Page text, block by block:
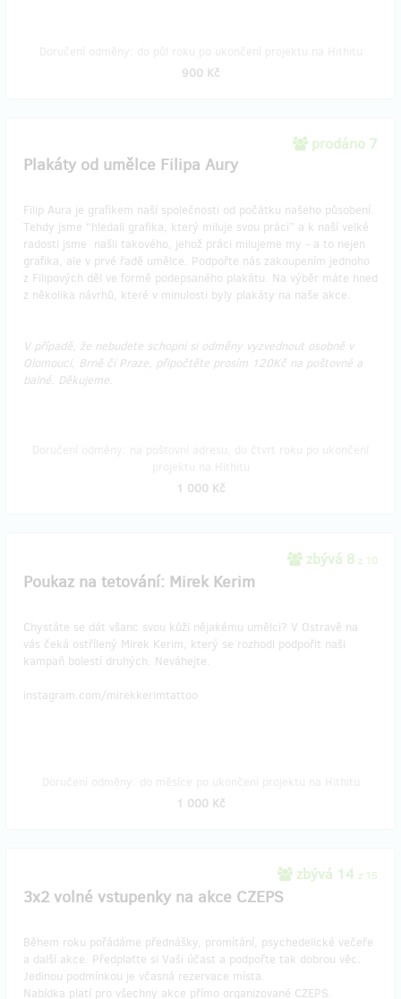
900 Kč
prodáno 7
Plakáty od umělce Filipa Aury
Filip Aura je grafikem naší společnosti od počátku našeho působení.
Tehdy jsme “hledali grafika, který miluje svou práci” a k naší velké
radosti jsme našli takového, jehož práci milujeme my - a to nejen
grafika, ale v prvé řadě umělce. Podpořte nás zakoupením jednoho
z Filipových děl ve formě podepsaného plakátu. Na výběr máte hned
z několika návrhů, které v minulosti byly plakáty na naše akce.
V případě, že nebudete schopni si odměny vyzvednout osobně v
Olomouci, Brně či Praze, připočtěte prosím 120Kč na poštovné a
balné. Děkujeme.​​​​​
1 000 Kč
zbývá 8 z 10
Poukaz na tetování: Mirek Kerim
Chystáte se dát všanc svou kůži nějakému umělci? V Ostravě na
vás čeká ostřílený Mirek Kerim, který se rozhodl podpořit naši
kampaň bolestí druhých. Neváhejte.
instagram.com/mirekkerimtattoo
1 000 Kč
zbývá 14 z 15
3x2 volné vstupenky na akce CZEPS
Během roku pořádáme přednášky, promítání, psychedelické večeře
a další akce. Předplaťte si Vaši účast a podpořte tak dobrou věc.
Jedinou podmínkou je včasná rezervace místa.
Nabídka platí pro všechny akce přímo organizované CZEPS.